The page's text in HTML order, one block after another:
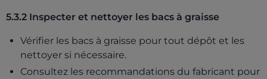
5.3.2 Inspecter et nettoyer les bacs à graisse
Vérifier les bacs à graisse pour tout dépôt et les
nettoyer si nécessaire.
Consultez les recommandations du fabricant pour